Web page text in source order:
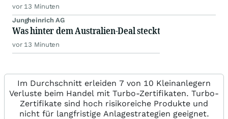
vor 13 Minuten
Jungheinrich AG
Was hinter dem Australien-Deal steckt
vor 13 Minuten
Im Durchschnitt erleiden 7 von 10 Kleinanlegern
Verluste beim Handel mit Turbo-Zertifikaten. Turbo-
Zertifikate sind hoch risikoreiche Produkte und
nicht für langfristige Anlagestrategien geeignet.